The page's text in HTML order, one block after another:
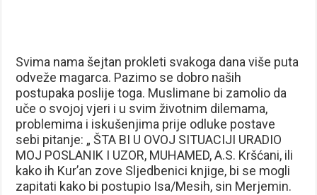
Svima nama šejtan prokleti svakoga dana više puta
odveže magarca. Pazimo se dobro naših
postupaka poslije toga. Muslimane bi zamolio da
uče o svojoj vjeri i u svim životnim dilemama,
problemima i iskušenjima prije odluke postave
sebi pitanje: „ ŠTA BI U OVOJ SITUACIJI URADIO
MOJ POSLANIK I UZOR, MUHAMED, A.S. Kršćani, ili
kako ih Kur’an zove Sljedbenici knjige, bi se mogli
zapitati kako bi postupio Isa/Mesih, sin Merjemin.